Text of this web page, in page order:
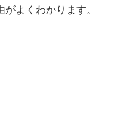
よくわかります。